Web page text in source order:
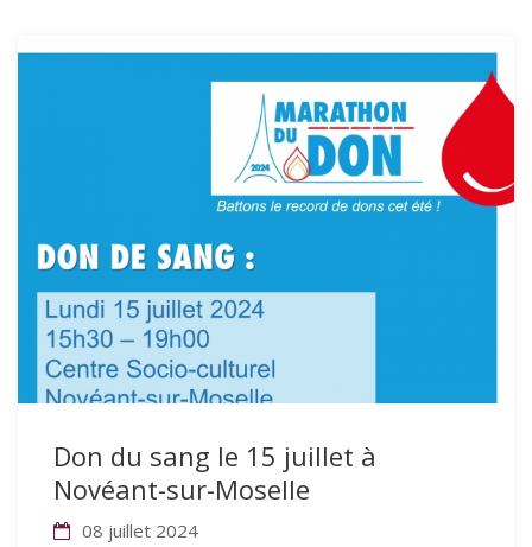
Don du sang le 15 juillet à
Novéant-sur-Moselle
08 juillet 2024